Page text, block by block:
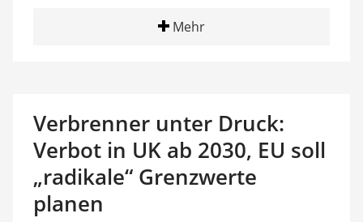
Mehr
Verbrenner unter Druck:
Verbot in UK ab 2030, EU soll
„radikale“ Grenzwerte
planen